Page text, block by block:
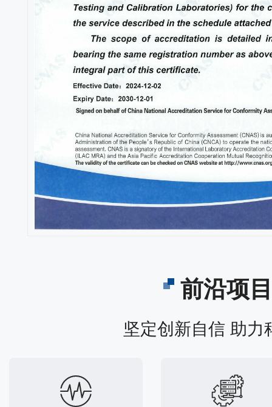
前沿项目
坚定创新自信 助力